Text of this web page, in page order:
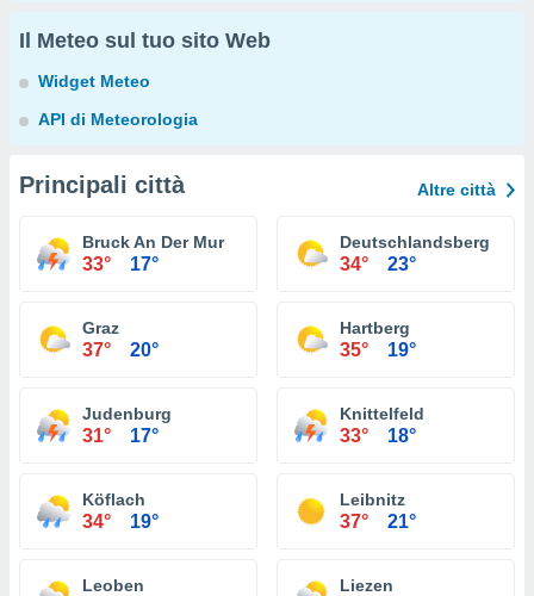
Il Meteo sul tuo sito Web
Widget Meteo
API di Meteorologia
Principali città Altre città
Bruck An Der Mur
33° 17°
Deutschlandsberg
34° 23°
Graz
37° 20°
Hartberg
35° 19°
Judenburg
31° 17°
Knittelfeld
33° 18°
Köflach
34° 19°
Leibnitz
37° 21°
Leoben Liezen